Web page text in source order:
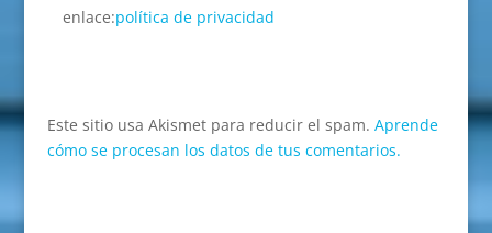
enlace:política de privacidad
Este sitio usa Akismet para reducir el spam. Aprende
cómo se procesan los datos de tus comentarios.